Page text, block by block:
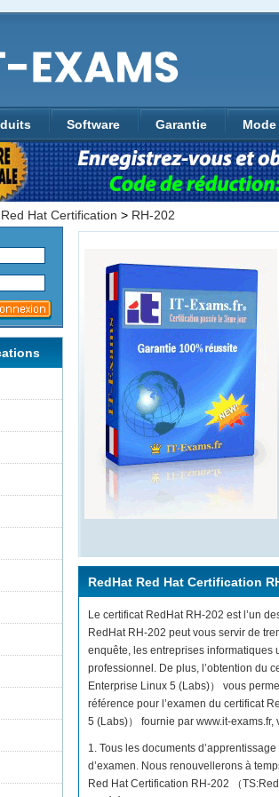
Software Garantie
Red Hat Certification > RH-202
RedHat Red Hat Certification
Le certificat RedHat RH-202 est l’un
RedHat RH-202 peut vous servir de
enquête, les entreprises informatiques
professionnel. De plus, l’obtention du
Enterprise Linux 5 (Labs)） vous
référence pour l’examen du certificat
5 (Labs)） fournie par www.it-
1. Tous les documents
d’examen. Nous renouvellerons à
Red Hat Certification RH-202 （